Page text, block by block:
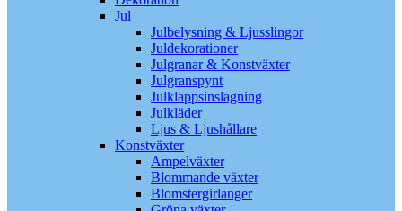
Jul
Julbelysning & Ljusslingor
Juldekorationer
Julgranar & Konstväxter
Julgranspynt
Julklappsinslagning
Julkläder
Ljus & Ljushållare
Konstväxter
Ampelväxter
Blommande växter
Blomstergirlanger